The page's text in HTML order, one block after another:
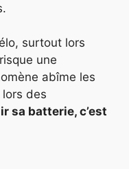
surtout lors
une
abîme les
lors des
sa batterie, c’est